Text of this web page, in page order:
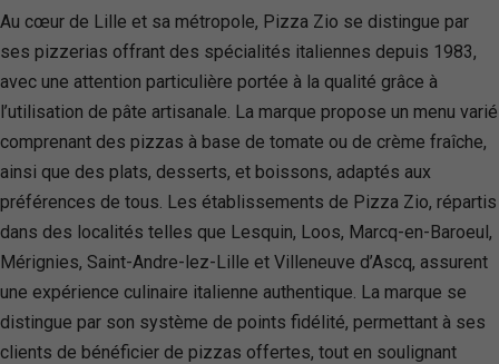
Au cœur de Lille et sa métropole, Pizza Zio se distingue par
ses pizzerias offrant des spécialités italiennes depuis 1983,
avec une attention particulière portée à la qualité grâce à
l’utilisation de pâte artisanale. La marque propose un menu varié
comprenant des pizzas à base de tomate ou de crème fraîche,
ainsi que des plats, desserts, et boissons, adaptés aux
préférences de tous. Les établissements de Pizza Zio, répartis
dans des localités telles que Lesquin, Loos, Marcq-en-Baroeul,
Mérignies, Saint-Andre-lez-Lille et Villeneuve d’Ascq, assurent
une expérience culinaire italienne authentique. La marque se
distingue par son système de points fidélité, permettant à ses
clients de bénéficier de pizzas offertes, tout en soulignant